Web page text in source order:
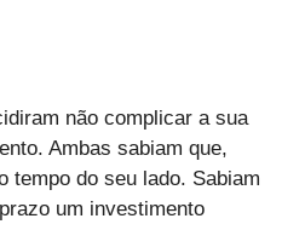
não complicar a sua
Ambas sabiam que,
tempo do seu lado. Sabiam
um investimento